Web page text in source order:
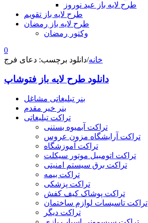
طرح لایه باز عید نوروز
طرح لایه باز تقویم
طرح لایه باز رمضان
وکتور رمضان
0
خانه/دانلود برچسب: دعای فرج
دانلود طرح لایه باز فتوشاپ
بنر تبلیغاتی مشاغل
بنر خیر مقدم
تراکت تبلیغاتی
تراکت آبمیوه بستنی
تراکت آرایشگاه مزون عروس
تراکت آموزشگاه
تراکت اتومبیل موتور سیکلت
تراکت برق سیستم امنیتی
تراکت بیمه
تراکت پزشکی
تراکت پوشاک کیف کفش
تراکت تاسیسات لوازم ساختمان
تراکت دیگر